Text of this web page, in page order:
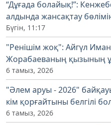
“Дұғада болайық!”:
алдында жансақтау
Бүгін, 11:17
"Ренішім жоқ": Айгүл
Жорабаеваның қызының
6 тамыз, 2026
"Әлем аруы - 2026"
кім қорғайтыны белгілі
6 тамыз, 2026